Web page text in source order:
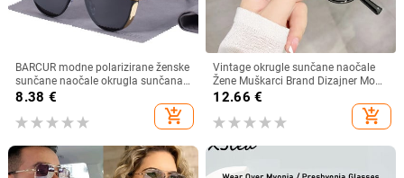
BARCUR modne polarizirane ženske
sunčane naočale okrugla sunčana
stakla dame Lunette De Soleil
8.38 €
add_shopping_cart
Vintage okrugle sunčane naočale
Žene Muškarci Brand Dizajner Moda
Gradient Sunčane naočale Ženske
Muške Retro Punk Hip Hop Gafas
De Sol
12.66 €
add_shopping_cart